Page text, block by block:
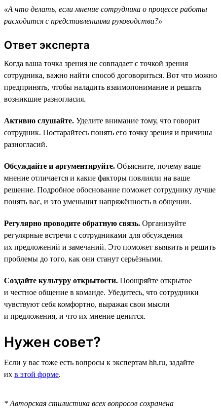
«А что делать, если мнение сотрудника о процессе работы
расходится с представлениями руководства?»
Ответ эксперта
Когда ваша точка зрения не совпадает с точкой зрения
сотрудника, важно найти способ договориться. Вот что можно
предпринять, чтобы наладить взаимопонимание и решить
возникшие разногласия.
Активно слушайте. Уделите внимание тому, что говорит
сотрудник. Постарайтесь понять его точку зрения и причины
разногласий.
Обсуждайте и аргументируйте. Объясните, почему ваше
мнение отличается и какие факторы повлияли на ваше
решение. Подробное обоснование поможет сотруднику лучше
понять вас, и это уменьшит напряжённость в общении.
Регулярно проводите обратную связь. Организуйте
регулярные встречи с сотрудниками для обсуждения
их предложений и замечаний. Это поможет выявить и решить
проблемы до того, как они станут серьёзными.
Создайте культуру открытости. Поощряйте открытое
и честное общение в команде. Убедитесь, что сотрудники
чувствуют себя комфортно, выражая свои мысли
и предложения, и что их мнение ценится.
Нужен совет?
Если у вас тоже есть вопросы к экспертам hh.ru, задайте
их в этой форме.
* Авторская стилистика всех вопросов сохранена